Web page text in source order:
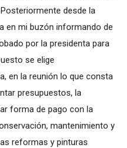
desde la
en mi buzón informando de
por la presidenta para
se elige
en la reunión lo que consta
presupuestos, la
forma de pago con la
mantenimiento y
reformas y pinturas